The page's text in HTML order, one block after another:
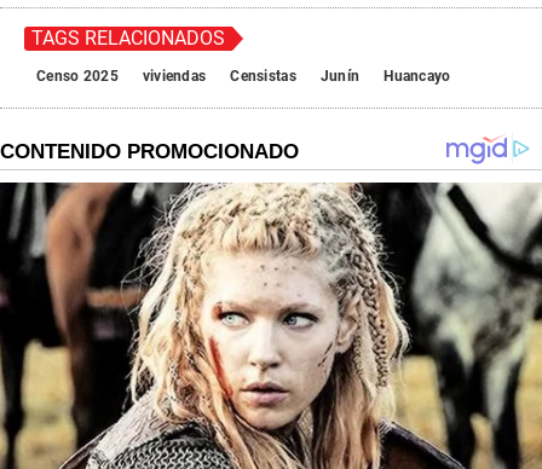
TAGS RELACIONADOS
Censo 2025 viviendas Censistas Junín Huancayo